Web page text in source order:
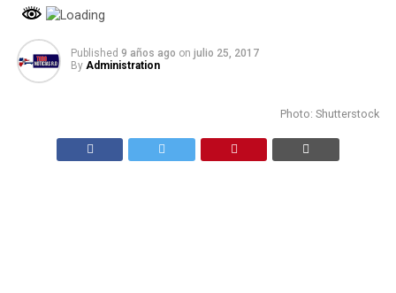
Published 9 años ago on julio 25, 2017
By Administration
Photo: Shutterstock